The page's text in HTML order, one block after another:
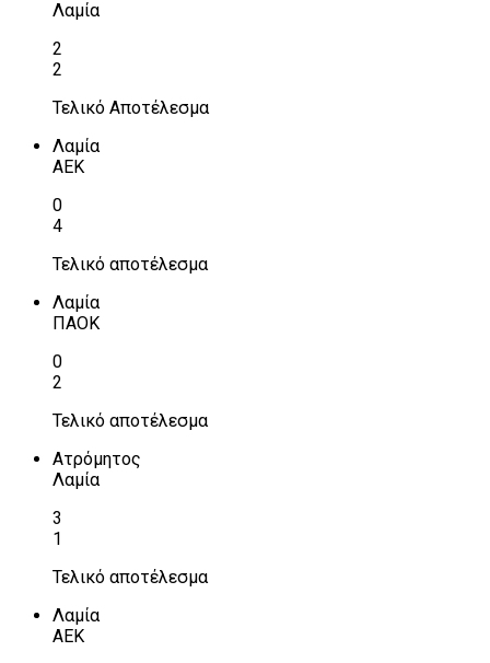
Λαμία
2
2
Τελικό Αποτέλεσμα
Λαμία
ΑΕΚ
0
4
Τελικό αποτέλεσμα
Λαμία
ΠΑΟΚ
0
2
Τελικό αποτέλεσμα
Ατρόμητος
Λαμία
3
1
Τελικό αποτέλεσμα
Λαμία
ΑΕΚ